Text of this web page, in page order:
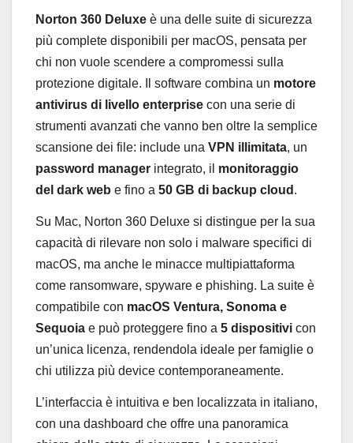
Norton 360 Deluxe è una delle suite di sicurezza
più complete disponibili per macOS, pensata per
chi non vuole scendere a compromessi sulla
protezione digitale. Il software combina un motore
antivirus di livello enterprise con una serie di
strumenti avanzati che vanno ben oltre la semplice
scansione dei file: include una VPN illimitata, un
password manager integrato, il monitoraggio
del dark web e fino a 50 GB di backup cloud .
Su Mac, Norton 360 Deluxe si distingue per la sua
capacità di rilevare non solo i malware specifici di
macOS, ma anche le minacce multipiattaforma
come ransomware, spyware e phishing. La suite è
compatibile con macOS Ventura, Sonoma e
Sequoia e può proteggere fino a 5 dispositivi con
un’unica licenza, rendendola ideale per famiglie o
chi utilizza più device contemporaneamente.
L’interfaccia è intuitiva e ben localizzata in italiano,
con una dashboard che offre una panoramica